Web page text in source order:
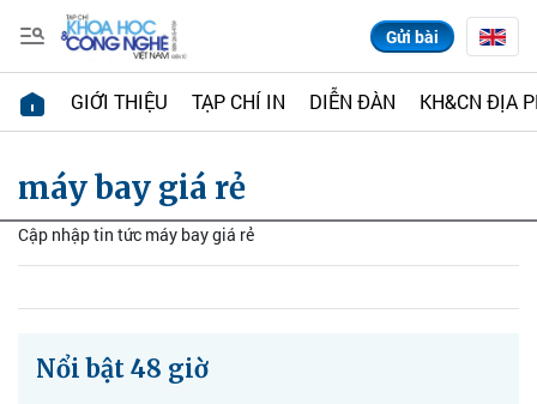
Gửi bài
GIỚI THIỆU TẠP CHÍ IN DIỄN ĐÀN KH&CN ĐỊA
máy bay giá rẻ
Cập nhập tin tức máy bay giá rẻ
Nổi bật 48 giờ